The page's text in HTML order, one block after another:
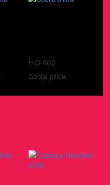
HO-403
Cobija pillow